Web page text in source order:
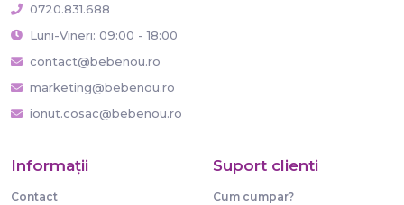
0720.831.688
Luni-Vineri: 09:00 - 18:00
contact@bebenou.ro
marketing@bebenou.ro
ionut.cosac@bebenou.ro
Informaţii
Contact
Suport clienti
Cum cumpar?